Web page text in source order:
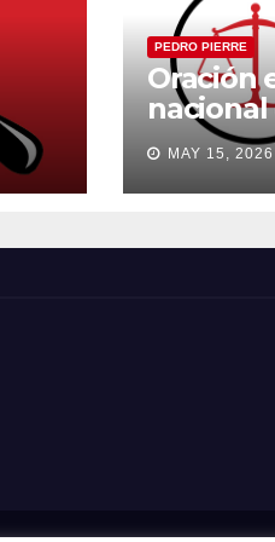
PEDRO PIERRE
Oración
nacional
madre
MAY 15, 2026